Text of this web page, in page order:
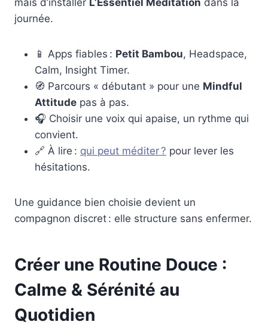
mais d’installer L’Essentiel Méditation dans la
journée.
📱 Apps fiables : Petit Bambou, Headspace,
Calm, Insight Timer.
🧭 Parcours « débutant » pour une Mindful
Attitude pas à pas.
🎧 Choisir une voix qui apaise, un rythme qui
convient.
🔗 À lire : qui peut méditer ? pour lever les
hésitations.
Une guidance bien choisie devient un
compagnon discret : elle structure sans enfermer.
Créer une Routine Douce :
Calme & Sérénité au
Quotidien